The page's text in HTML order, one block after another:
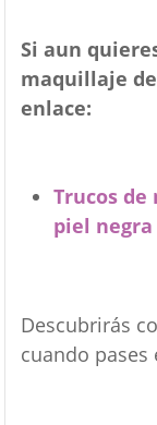
Si aun
maquillaje
enlace:
Trucos
piel negra
Descubrirás
cuando